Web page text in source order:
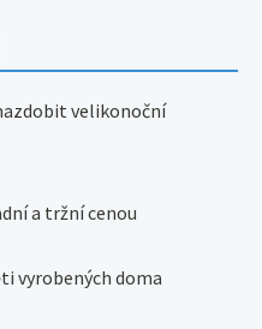
velikonoční
a tržní cenou
vyrobených doma